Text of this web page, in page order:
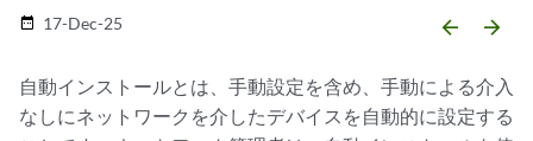
date_range 17-Dec-25 arrow_backward arrow_forward
自動インストールとは、手動設定を含め、手動による介入
なしにネットワークを介したデバイスを自動的に設定する